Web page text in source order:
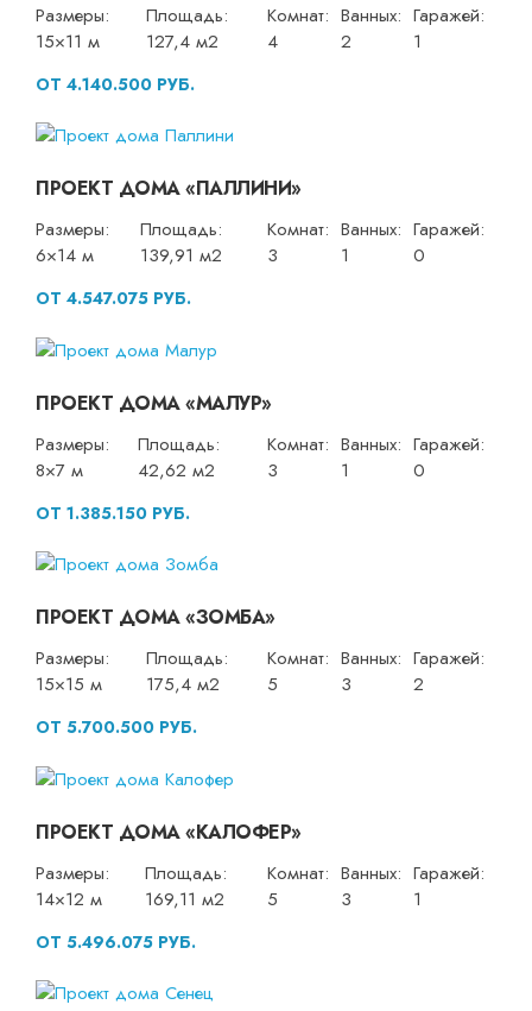
Размеры:
15×11 м
Площадь:
127,4 м2
Комнат:
4
Ванных:
2
Гаражей:
1
ОТ 4.140.500 РУБ.
ПРОЕКТ ДОМА «ПАЛЛИНИ»
Размеры:
6×14 м
Площадь:
139,91 м2
Комнат:
3
Ванных:
1
Гаражей:
0
ОТ 4.547.075 РУБ.
ПРОЕКТ ДОМА «МАЛУР»
Размеры:
8×7 м
Площадь:
42,62 м2
Комнат:
3
Ванных:
1
Гаражей:
0
ОТ 1.385.150 РУБ.
ПРОЕКТ ДОМА «ЗОМБА»
Размеры:
15×15 м
Площадь:
175,4 м2
Комнат:
5
Ванных:
3
Гаражей:
2
ОТ 5.700.500 РУБ.
ПРОЕКТ ДОМА «КАЛОФЕР»
Размеры:
14×12 м
Площадь:
169,11 м2
Комнат:
5
Ванных:
3
Гаражей:
1
ОТ 5.496.075 РУБ.